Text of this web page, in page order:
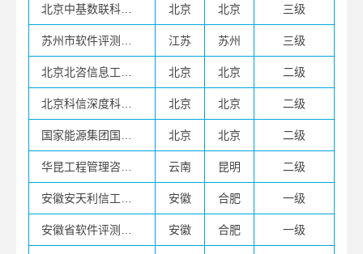
北京 北京 三级
江苏 苏州 三级
北京 北京 二级
北京 北京 二级
北京 北京 二级
云南 昆明 二级
安徽 合肥 一级
安徽 合肥 一级